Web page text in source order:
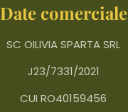
Date comerciale
SC OILIVIA SPARTA SRL
J23/7331/2021
CUI RO40159456